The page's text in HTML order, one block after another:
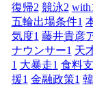
復帰2 競泳2 with
五輪出場条件1
気度1 藤井貴彦
ナウンサー1 天
1 大暴走1 食料支
援1 金融政策1 韓